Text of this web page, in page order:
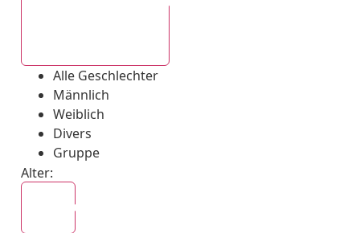
Alle Geschlechter
Männlich
Weiblich
Divers
Gruppe
Alter: